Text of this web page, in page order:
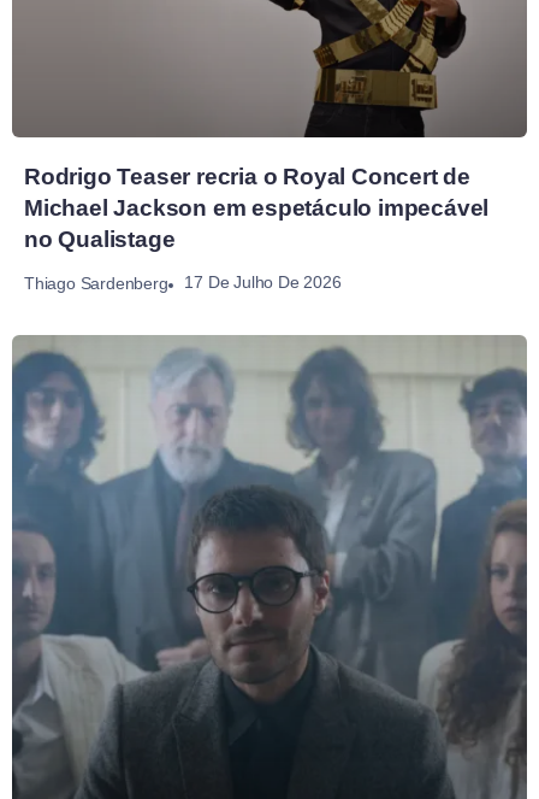
Rodrigo Teaser recria o Royal Concert de
Michael Jackson em espetáculo impecável
no Qualistage
Thiago Sardenberg 17 De Julho De 2026